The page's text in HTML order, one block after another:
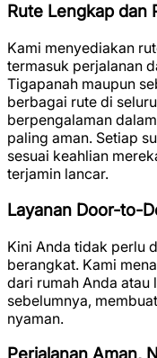
Rute Lengkap dan
Kami menyediakan
termasuk perjalanan
Tigapanah maupun
berbagai rute di
berpengalaman
paling aman. Setiap
sesuai keahlian
terjamin lancar.
Layanan Door-to-
Kini Anda tidak perlu
berangkat. Kami
dari rumah Anda atau
sebelumnya,
nyaman.